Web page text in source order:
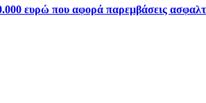
ευρώ που αφορά παρεμβάσεις